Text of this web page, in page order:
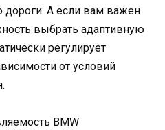
дороги. А если вам важен
выбрать адаптивную
регулирует
от условий
BMW